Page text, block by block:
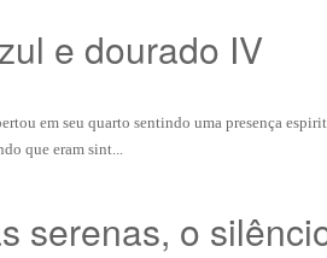
e dourado IV
em seu quarto sentindo uma presença
que eram sint...
serenas, o